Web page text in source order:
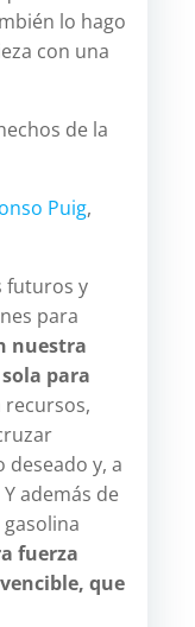
lo hago
con una
de la
Puig,
futuros y
para
nuestra
para
recursos,
y, a
además de
fuerza
que